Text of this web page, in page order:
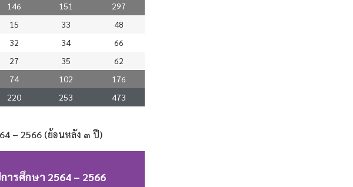
146 151
297
15 33
48
32 34
66
27 35
62
74 102
176
220 253 473
– 2566 (ย้อนหลัง ๓ ปี)
ารศึกษา 2564 – 2566